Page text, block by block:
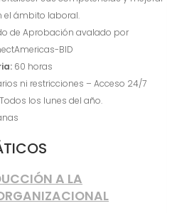
el ámbito laboral.
de Aprobación avalado por
BID
60 horas
ni restricciones – Acceso 24/7
Todos los lunes del año.
A LA